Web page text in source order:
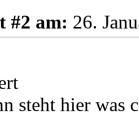
#2 am: 26.
steht hier was